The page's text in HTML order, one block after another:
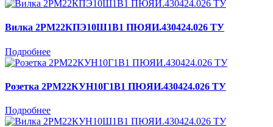
Вилка 2РМ22КПЭ10Ш1В1 ПЮЯИ.430424.026 ТУ
Подробнее
Розетка 2РМ22КУН10Г1В1 ПЮЯИ.430424.026 ТУ
Подробнее